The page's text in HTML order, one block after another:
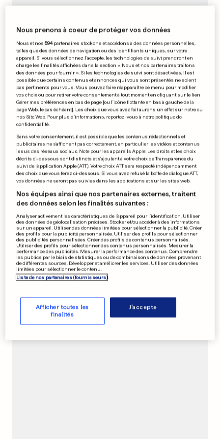
SUPERORDINATEUR MELUXINA
Le Luxembourg se dote d'une
usine à intelligence artificielle
4 42 26
AUX ÉTATS-UNIS
Frappé à coups de gant de
boxe, un jeune meurt lors
d'un bizutage
1 32 3
«FAKE NEWS»
Macron serait-il sur le point
d'acheter l'Aston Martin de
Nous prenons à coeur de protéger vos données
Nous et nos594partenaires stockons et accédons à des données personnelles,
telles que des données de navigation ou des identifiants uniques, sur votre
appareil. Si vous sélectionnez J'accepte, les technologies de suivi prendront en
charge les finalités affichées dans la section « Nous et nos partenaires traitons
des données pour fournir ». Si les technologies de suivi sont désactivées, il est
possible que certains contenus et annonces qui vous sont présentés ne soient
pas pertinents pour vous. Vous pouvez faire réapparaître ce menu pour modifier
vos choix ou pour retirer votre consentement à tout moment en cliquant sur le lien
Gérer mes préférences en bas de page [ou l'icône flottante en bas à gauche de la
page Web, le cas échéant]. Les choix que vous avez fait aurons un effet sur notre ou
nos Site Web. Pour plus d’informations, reportez-vous à notre politique de
confidentialité.
Sans votre consentement, il est possible que les contenus rédactionnels et
publicitaires ne s'affichent pas correctement, en particulier les vidéos et contenus
issus des réseaux sociaux. Note pour les appareils Apple: Les droits et les choix
décrits ci-dessous sont distincts et s'ajoutent à votre choix de Transparence du
suivi de l'application Apple (ATT). Votre choix ATT sera respecté indépendamment
des choix que vous ferez ci-dessous. Si vous avez refusé la boîte de dialogue ATT,
vos données ne seront pas suivies dans les applications et sur les sites web.
Nos équipes ainsi que nos partenaires externes, traitent
des données selon les finalités suivantes :
Analyser activement les caractéristiques de l’appareil pour l’identification. Utiliser
des données de géolocalisation précises. Stocker et/ou accéder à des informations
sur un appareil. Utiliser des données limitées pour sélectionner la publicité. Créer
des profils pour la publicité personnalisée. Utiliser des profils pour sélectionner
des publicités personnalisées. Créer des profils de contenus personnalisés.
Utiliser des profils pour sélectionner des contenus personnalisés. Mesurer la
performance des publicités. Mesurer la performance des contenus. Comprendre
les publics par le biais de statistiques ou de combinaisons de données provenant
de différentes sources. Développer et améliorer les services. Utiliser des données
limitées pour sélectionner le contenu.
Liste de nos partenaires (fournisseurs)
Afficher toutes les
finalités
J'accepte